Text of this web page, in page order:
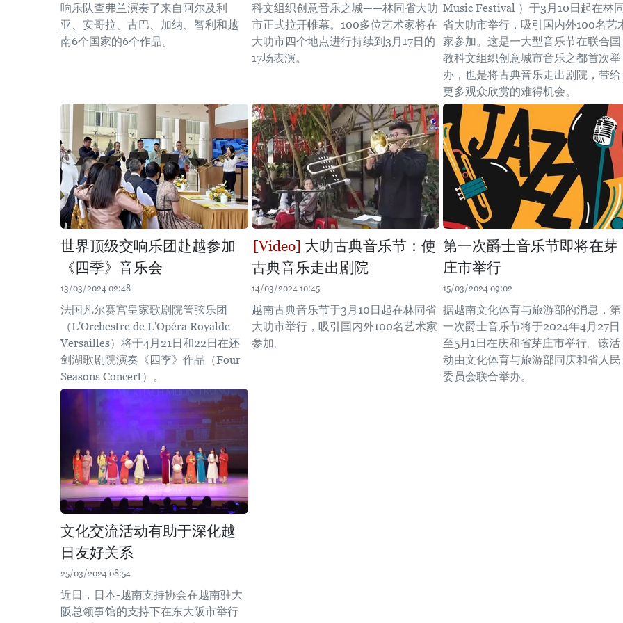
响乐队查弗兰演奏了来自阿尔及利
亚、安哥拉、古巴、加纳、智利和越
南6个国家的6个作品。
科文组织创意音乐之城——林同省大叻
市正式拉开帷幕。100多位艺术家将在
大叻市四个地点进行持续到3月17日的
17场表演。
Music Festival ）于3月10日起在林
省大叻市举行，吸引国内外100名艺
家参加。这是一大型音乐节在联合国
教科文组织创意城市音乐之都首次举
办，也是将古典音乐走出剧院，带给
更多观众欣赏的难得机会。
世界顶级交响乐团赴越参加
《四季》音乐会
13/03/2024 02:48
法国凡尔赛宫皇家歌剧院管弦乐团
（L'Orchestre de L'Opéra Royalde
Versailles）将于4月21日和22日在还
剑湖歌剧院演奏《四季》作品（Four
Seasons Concert）。
大叻古典音乐节：使
古典音乐走出剧院
14/03/2024 10:45
越南古典音乐节于3月10日起在林同省
大叻市举行，吸引国内外100名艺术家
参加。
第一次爵士音乐节即将在芽
庄市举行
15/03/2024 09:02
据越南文化体育与旅游部的消息，第
一次爵士音乐节将于2024年4月27日
至5月1日在庆和省芽庄市举行。该活
动由文化体育与旅游部同庆和省人民
委员会联合举办。
文化交流活动有助于深化越
日友好关系
25/03/2024 08:54
近日，日本-越南支持协会在越南驻大
阪总领事馆的支持下在东大阪市举行